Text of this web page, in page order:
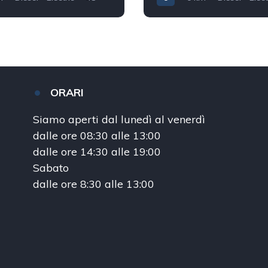
ORARI
Siamo aperti dal lunedì al venerdì
dalle ore 08:30 alle 13:00
dalle ore 14:30 alle 19:00
Sabato
dalle ore 8:30 alle 13:00